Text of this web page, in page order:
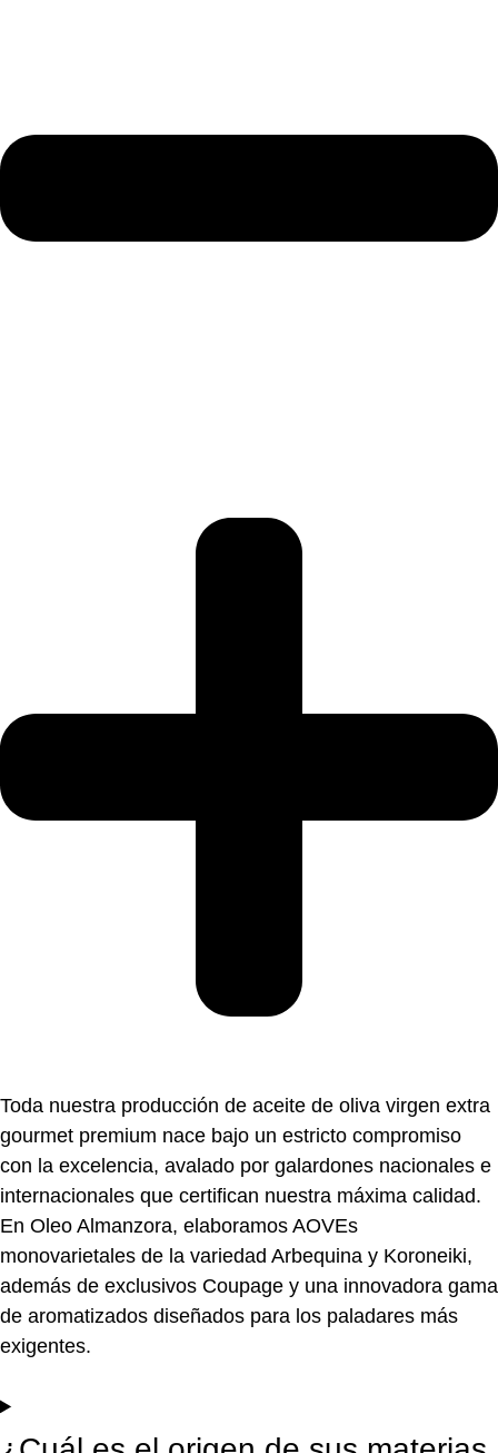
Toda nuestra producción de aceite de oliva virgen extra
gourmet premium nace bajo un estricto compromiso
con la excelencia, avalado por galardones nacionales e
internacionales que certifican nuestra máxima calidad.
En Oleo Almanzora, elaboramos AOVEs
monovarietales de la variedad Arbequina y Koroneiki,
además de exclusivos Coupage y una innovadora gama
de aromatizados diseñados para los paladares más
exigentes.